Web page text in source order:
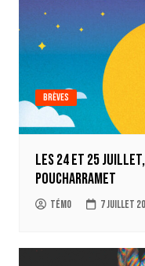
Brèves
Les 24 et 25
Poucharramet
Témo 7 juillet